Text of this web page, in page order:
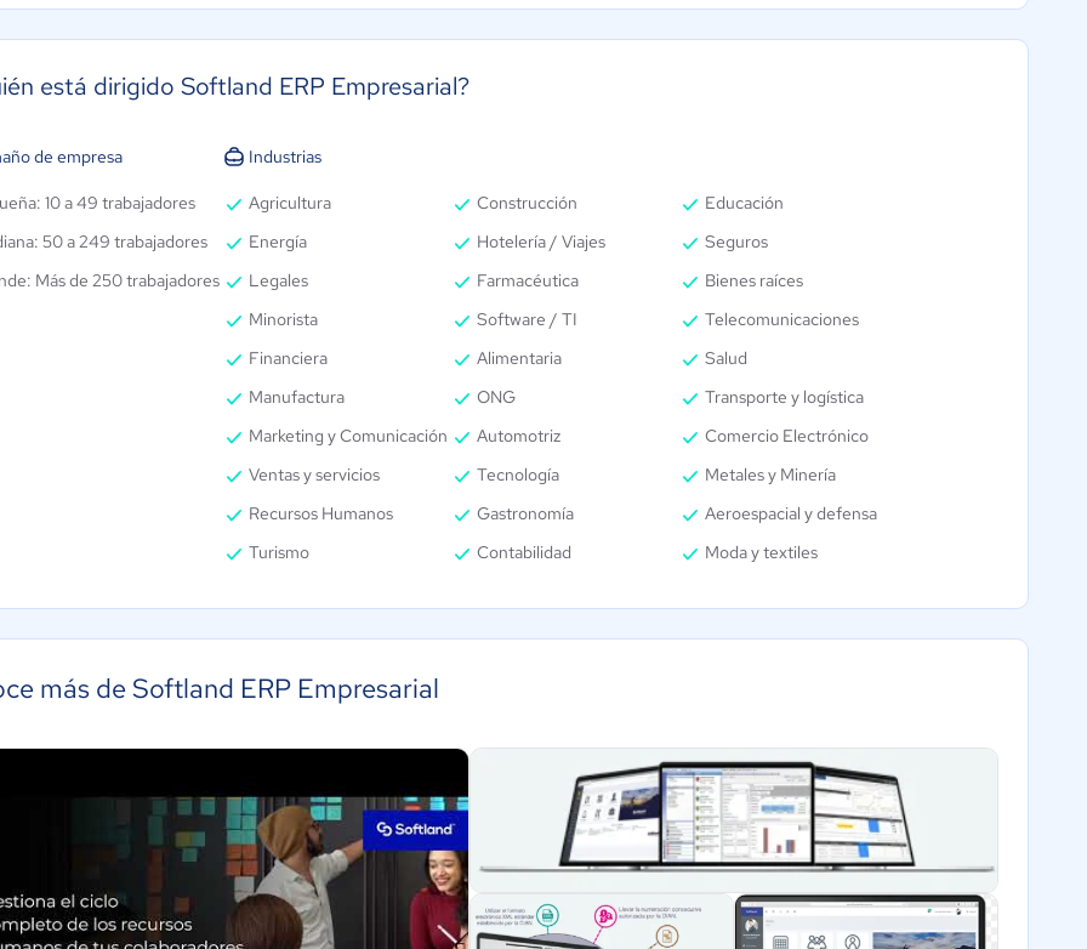
está dirigido Softland ERP Empresarial?
de empresa
10 a 49 trabajadores
50 a 249 trabajadores
Más de 250 trabajadores
Industrias
Agricultura Construcción
Educación
Energía
Hotelería / Viajes
Seguros
Legales
Farmacéutica
Bienes raíces
Minorista
Software / TI
Telecomunicaciones
Financiera
Alimentaria
Salud
Manufactura
ONG
Transporte y logística
Marketing y Comunicación
Automotriz
Comercio Electrónico
Ventas y servicios
Tecnología
Metales y Minería
Recursos Humanos
Gastronomía
Aeroespacial y defensa
Turismo
Contabilidad Moda y textiles
más de Softland ERP Empresarial